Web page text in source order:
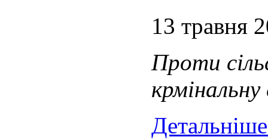
13 травня
Проти
крмінальну